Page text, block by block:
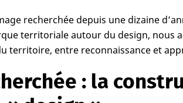
recherchée depuis une dizaine
territoriale autour du design, nous
territoire, entre reconnaissance et
: la